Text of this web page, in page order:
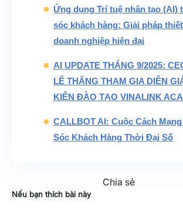
Ứng dụng Trí tuệ nhân tạo (AI)
sóc khách hàng: Giải pháp
doanh nghiệp hiện đại
AI UPDATE THÁNG 9/2025:
LÊ THẮNG THAM GIA DIỄN
KIỆN ĐÀO TẠO VINALINK
CALLBOT AI: Cuộc Cách
Sóc Khách Hàng Thời Đại Số
Nếu bạn thích bài này
Chia sẻ